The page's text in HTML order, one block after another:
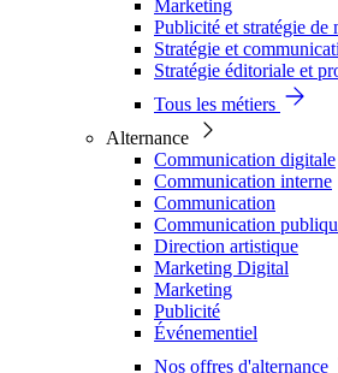
Marketing
Publicité et stratégie de
Stratégie et
Stratégie éditoriale et
Tous les métiers
Alternance
Communication digitale
Communication interne
Communication
Communication
Direction artistique
Marketing Digital
Marketing
Publicité
Événementiel
Nos offres d'alternance